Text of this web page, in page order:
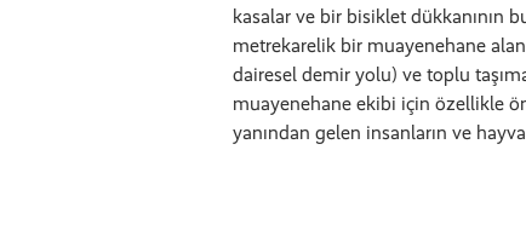
kasalar ve bir bisiklet dükkanının
metrekarelik bir muayenehane
dairesel demir yolu) ve toplu
muayenehane ekibi için özellikle
yanından gelen insanların ve